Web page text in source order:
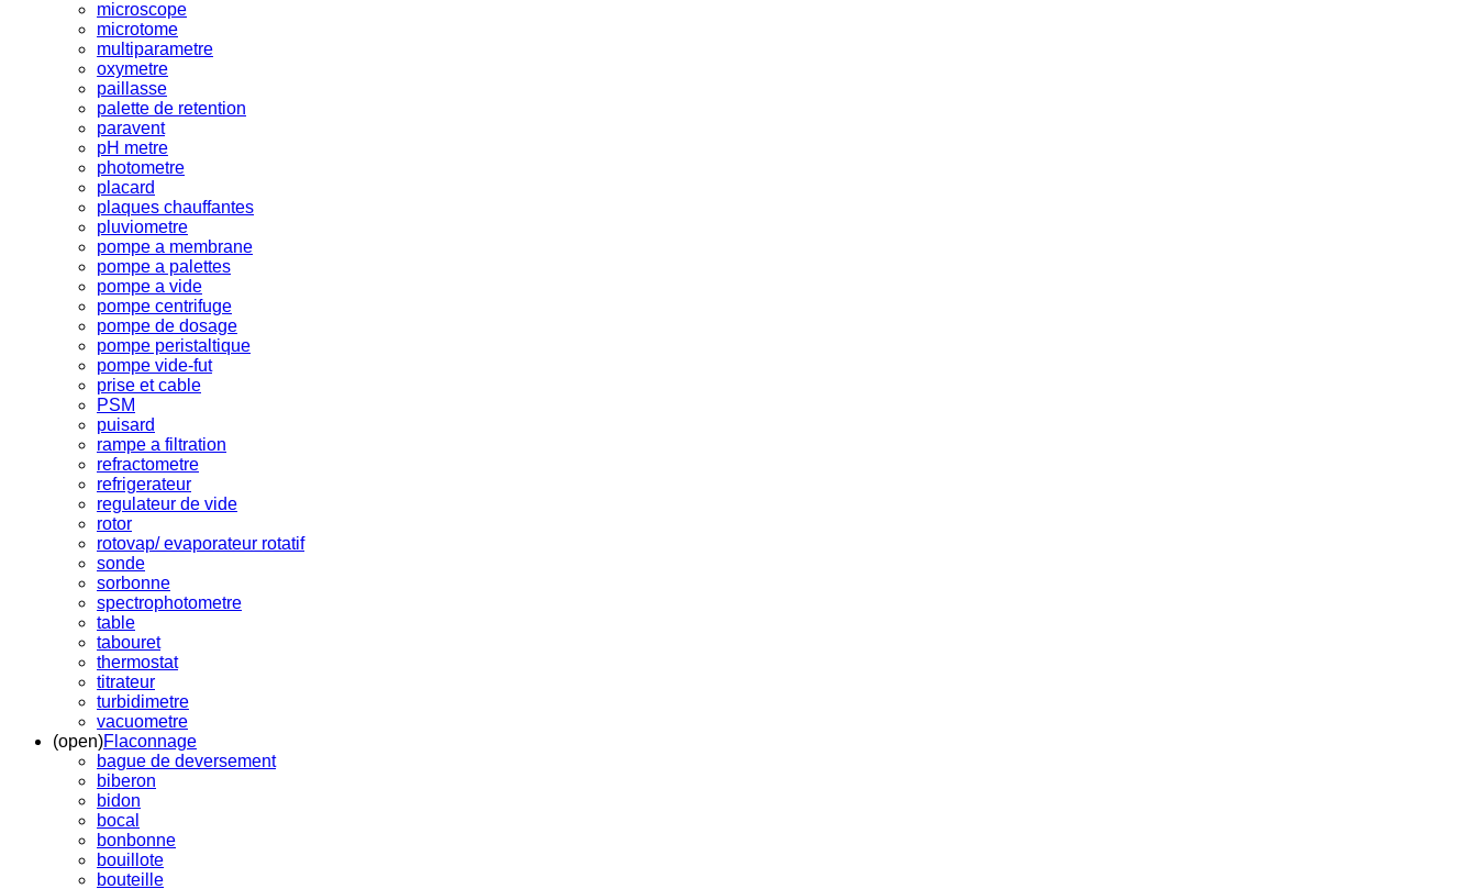
microscope
microtome
multiparametre
oxymetre
paillasse
palette de retention
paravent
pH metre
photometre
placard
plaques chauffantes
pluviometre
pompe a membrane
pompe a palettes
pompe a vide
pompe centrifuge
pompe de dosage
pompe peristaltique
pompe vide-fut
prise et cable
PSM
puisard
rampe a filtration
refractometre
refrigerateur
regulateur de vide
rotor
rotovap/ evaporateur rotatif
sonde
sorbonne
spectrophotometre
table
tabouret
thermostat
titrateur
turbidimetre
vacuometre
(open)Flaconnage
bague de deversement
biberon
bidon
bocal
bonbonne
bouillote
bouteille